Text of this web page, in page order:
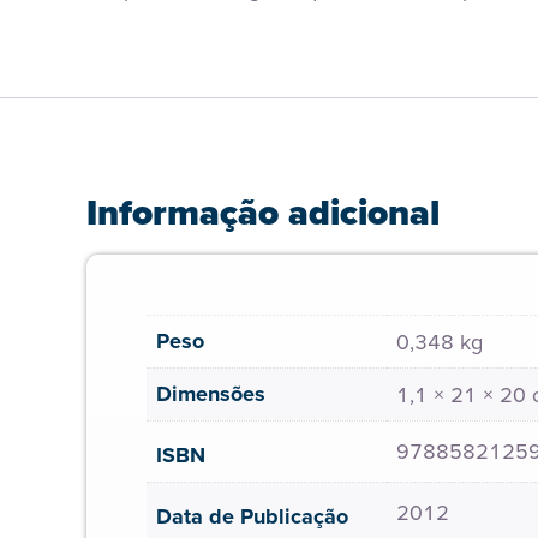
Informação adicional
Peso 0,348 kg
Dimensões 1,1 × 21 × 20
ISBN
Data de Publicação 2012